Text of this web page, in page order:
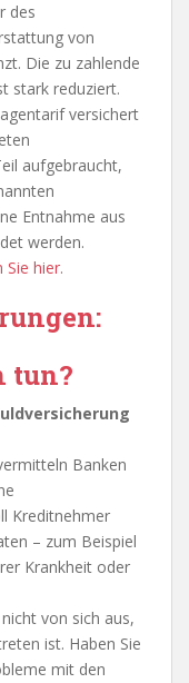
des
von
Die zu zahlende
stark reduziert.
versichert
aufgebraucht,
Entnahme aus
werden.
hier.
tun?
Banken
Kreditnehmer
– zum Beispiel
Krankheit oder
von sich aus,
ist. Haben Sie
mit den